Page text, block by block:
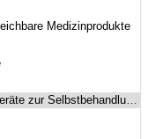
Medizinprodukte
sowie für Körperersatzstücke